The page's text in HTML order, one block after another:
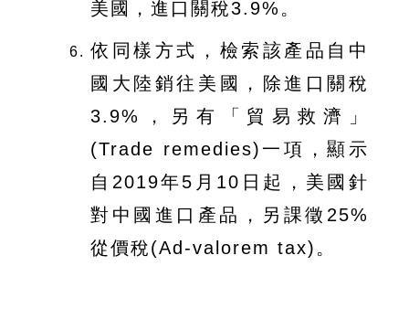
美國，進口關稅3.9%。
依同樣方式，檢索該產品自中
國大陸銷往美國，除進口關稅
3.9%，另有「貿易救濟」
(Trade remedies)一項，顯示
自2019年5月10日起，美國針
對中國進口產品，另課徵25%
從價稅(Ad-valorem tax)。